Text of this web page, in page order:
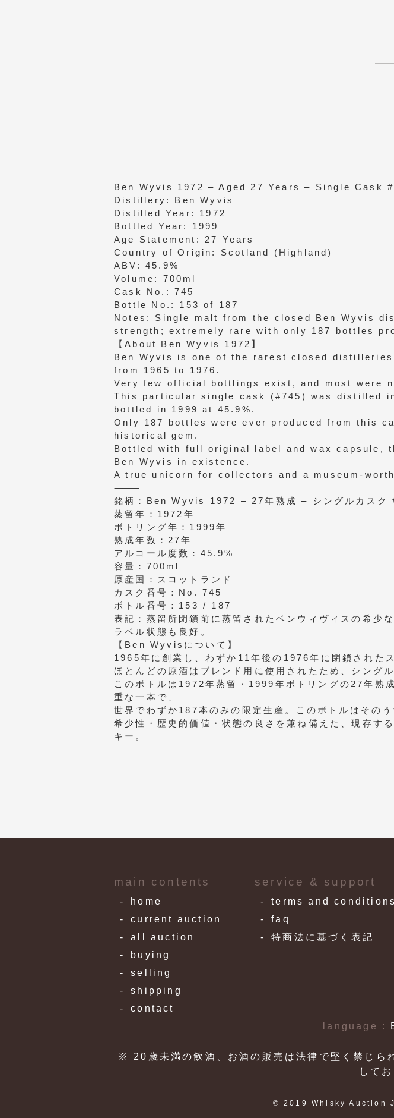
Ben Wyvis 1972 – Aged 27 Years – Single Cask
Distillery: Ben Wyvis
Distilled Year: 1972
Bottled Year: 1999
Age Statement: 27 Years
Country of Origin: Scotland (Highland)
ABV: 45.9%
Volume: 700ml
Cask No.: 745
Bottle No.: 153 of 187
Notes: Single malt from the closed Ben Wyvis
strength; extremely rare with only 187 bottles
【About Ben Wyvis 1972】
Ben Wyvis is one of the rarest closed
from 1965 to 1976.
Very few official bottlings exist, and most were
This particular single cask (#745) was distilled
bottled in 1999 at 45.9%.
Only 187 bottles were ever produced from this
historical gem.
Bottled with full original label and wax
Ben Wyvis in existence.
A true unicorn for collectors and a museum-
⸻
銘柄：Ben Wyvis 1972 – 27年熟成 – シングルカス
蒸留年：1972年
ボトリング年：1999年
熟成年数：27年
アルコール度数：45.9%
容量：700ml
原産国：スコットランド
カスク番号：No. 745
ボトル番号：153 / 187
表記：蒸留所閉鎖前に蒸留されたベンウィヴィスの希少
ラベル状態も良好。
【Ben Wyvisについて】
1965年に創業し、わずか11年後の1976年に閉鎖された
ほとんどの原酒はブレンド用に使用されたため、シング
このボトルは1972年蒸留・1999年ボトリングの27年熟
重な一本で、
世界でわずか187本のみの限定生産。このボトルはそのう
希少性・歴史的価値・状態の良さを兼ね備えた、現存す
キー。
main contents
home
current auction
all auction
buying
selling
shipping
contact
service & support
terms and conditions
faq
特商法に基づく表記
language :
※ 20歳未満の飲酒、お酒の販売は法律で堅く禁じら
して
© 2019 Whisky Auction